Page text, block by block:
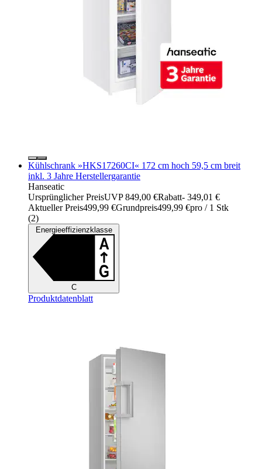
Kühlschrank »HKS17260CI« 172 cm hoch 59,5 cm breit
inkl. 3 Jahre Herstellergarantie
Hanseatic
Ursprünglicher PreisUVP 849,00 €Rabatt- 349,01 €
Aktueller Preis499,99 €Grundpreis499,99 €pro / 1 Stk
(2)
Energieeffizienzklasse
C
Produktdatenblatt